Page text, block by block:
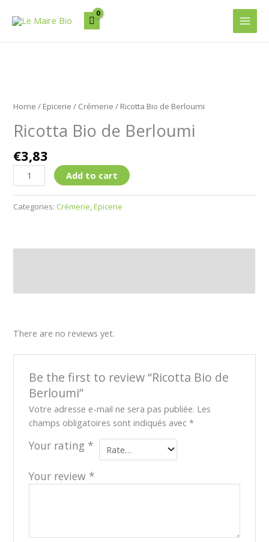
Main
Home / Epicerie / Crémerie / Ricotta Bio de Berloumi
Ricotta Bio de Berloumi
€3,83
Bio
Berloumi
Add to cart
Categories: Crémerie ,Epicerie
There are no reviews yet.
Be the first to review “Ricotta Bio de
Berloumi”
Votre adresse e-mail ne sera pas publiée. Les
champs obligatoires sont indiqués avec *
Your rating *
Your review *